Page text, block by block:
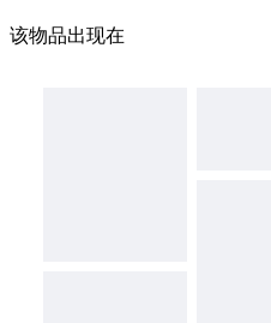
该物品出现在